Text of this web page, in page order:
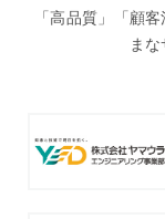
「高品質」「顧
ま